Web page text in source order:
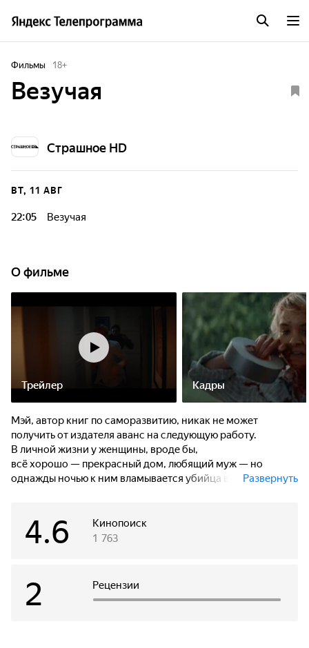
Фильмы 18+
Везучая
Страшное HD
ВТ, 11 АВГ
22:05 Везучая
О фильме
Трейлер Кадры
Мэй, автор книг по саморазвитию, никак не может
получить от издателя аванс на следующую работу.
В личной жизни у женщины, вроде бы,
всё хорошо — прекрасный дом, любящий муж — но
однажды ночью к ним вламывается убийца в маске.
небольшой ссоры муж внезапно уходит из дома,
Мэй остаётся одна, а вооружённый псих с ножом каждую
Развернуть
Кинопоиск
4.6 1 763
Рецензии
2